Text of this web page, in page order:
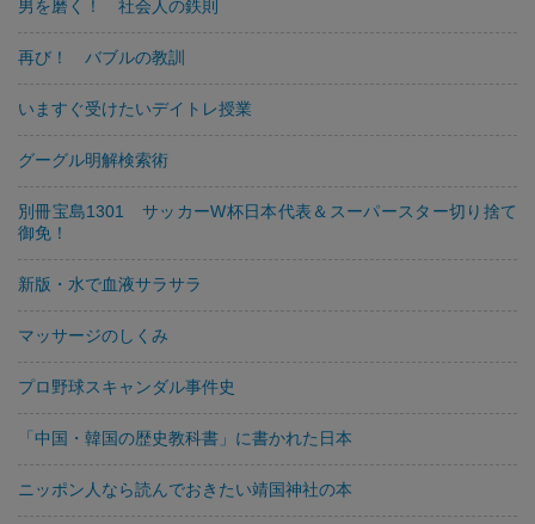
男を磨く！ 社会人の鉄則
再び！ バブルの教訓
いますぐ受けたいデイトレ授業
グーグル明解検索術
別冊宝島1301 サッカーW杯日本代表＆スーパースター切り捨て
御免！
新版・水で血液サラサラ
マッサージのしくみ
プロ野球スキャンダル事件史
「中国・韓国の歴史教科書」に書かれた日本
ニッポン人なら読んでおきたい靖国神社の本